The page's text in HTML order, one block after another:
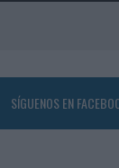
SÍGUENOS EN